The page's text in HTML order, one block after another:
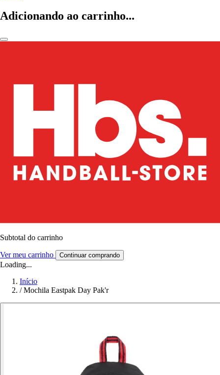
Adicionando ao carrinho...
Subtotal do carrinho
Ver meu carrinho Continuar comprando
Loading...
Início
/ Mochila Eastpak Day Pak'r